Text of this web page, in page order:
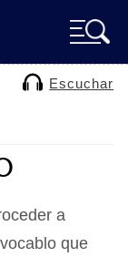
Escuchar
a
que